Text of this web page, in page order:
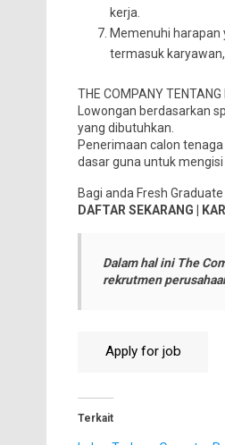
kerja.
Memenuhi
termasuk
THE COMPANY TENTANG
Lowongan berdasarkan
yang dibutuhkan.
Penerimaan calon
dasar guna untuk
Bagi anda Fresh
DAFTAR SEKARANG |
Dalam hal ini The
rekrutmen
Terkait